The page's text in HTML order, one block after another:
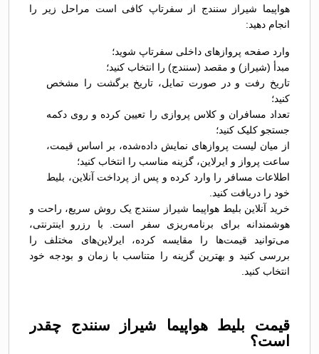
هواپیما شیراز سنندج از سفرتاپ کافی است مراحل زیر را
انجام دهید:
وارد صفحه پروازهای داخلی سفرتاپ شوید؛
مبدأ (شیراز) و مقصد (سنندج) را انتخاب کنید؛
تاریخ رفت و در صورت تمایل، تاریخ برگشت را مشخص
کنید؛
تعداد مسافران و کلاس پروازی را تعیین کرده و روی دکمه
جستجو کلیک کنید؛
از میان لیست پروازهای نمایش داده‌شده، بر اساس قیمت،
ساعت پرواز و ایرلاین، گزینه مناسب را انتخاب کنید؛
اطلاعات مسافر را وارد کرده و پس از پرداخت آنلاین، بلیط
خود را دریافت کنید.
خرید آنلاین بلیط هواپیما شیراز سنندج یک روش سریع، راحت و
هوشمندانه برای برنامه‌ریزی سفر است. با رزرو اینترنتی،
می‌توانید قیمت‌ها را مقایسه کرده، ایرلاین‌های مختلف را
بررسی کنید و بهترین گزینه را متناسب با زمان و بودجه خود
انتخاب کنید.
قیمت بلیط هواپیما شیراز سنندج چقدر
است؟